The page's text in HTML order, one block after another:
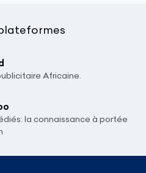
Africaine.
la connaissance à portée